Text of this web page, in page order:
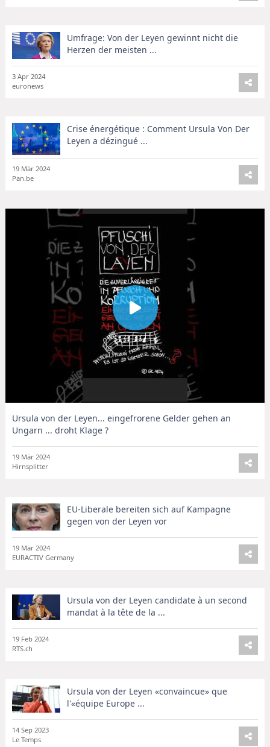
Umfrage: Von der Leyen gewinnt nicht die
Herzen der meisten ...
3 Apr 2024
euronews
Crise énergétique : Comment Ursula Von Der
Leyen a dézingué ...
19 Mär 2024
Pan.be
Ursula von der Leyen... eingefrorene Gelder gehen an
Ungarn ... droht Klage ?
19 Mär 2024
Hirnsplitter
EU-Liberale bereiten sich auf Kampagne
gegen von der Leyen vor
19 Mär 2024
EURACTIV Germany
Ursula von der Leyen candidate à un second
mandat à la tête de la ...
19 Feb 2024
RTS.ch
Ursula von der Leyen «convaincue» que
l'«équipe Europe ...
14 Sep 2023
Le Temps